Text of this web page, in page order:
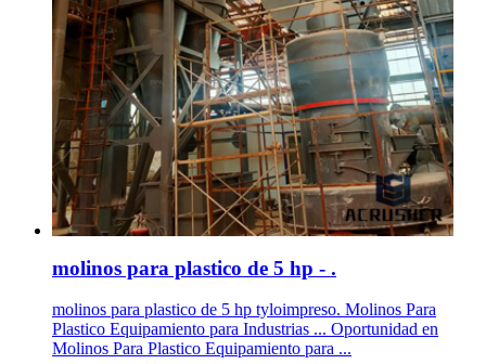
molinos para plastico de 5 hp - .
molinos para plastico de 5 hp tyloimpreso. Molinos Para
Plastico Equipamiento para Industrias ... Oportunidad en
Molinos Para Plastico Equipamiento para ...